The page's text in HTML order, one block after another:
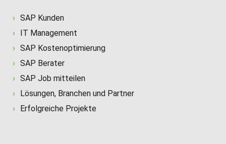
SAP Kunden
IT Management
SAP Kostenoptimierung
SAP Berater
SAP Job mitteilen
Lösungen, Branchen und Partner
Erfolgreiche Projekte